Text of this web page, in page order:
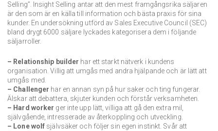
Selling”. Insight Selling antar att den mest framgångsrika säljaren
är den som är en källa till information och bästa praxis för sina
kunder. En undersökning utförd av Sales Executive Council (SEC)
bland drygt 6000 säljare lyckades kategorisera dem i följande
säljarroller.
– Relationship builder har ett starkt nätverk i kundens
organisation. Villig att umgås med andra hjälpande och är lätt att
umgås med.
– Challenger har en annan syn på hur saker och ting fungerar.
Älskar att debattera, skjuter kunden och förstår verksamheten.
– Hard worker ger inte upp lätt, villiga att gå den extra mil,
självgående, intresserade av återkoppling och utveckling.
– Lone wolf självsäker och följer sin egen instinkt. Svår att